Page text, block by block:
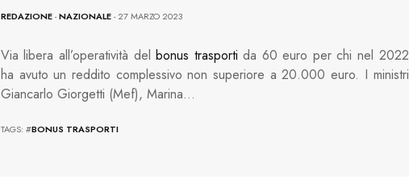
REDAZIONE-NAZIONALE- 27 MARZO 2023
Via libera all’operatività delbonus trasporti da 60 euro per chi nel 2022
ha avuto un reddito complessivo non superiore a 20.000 euro. I ministri
Giancarlo Giorgetti (Mef), Marina…
TAGS: #BONUS TRASPORTI